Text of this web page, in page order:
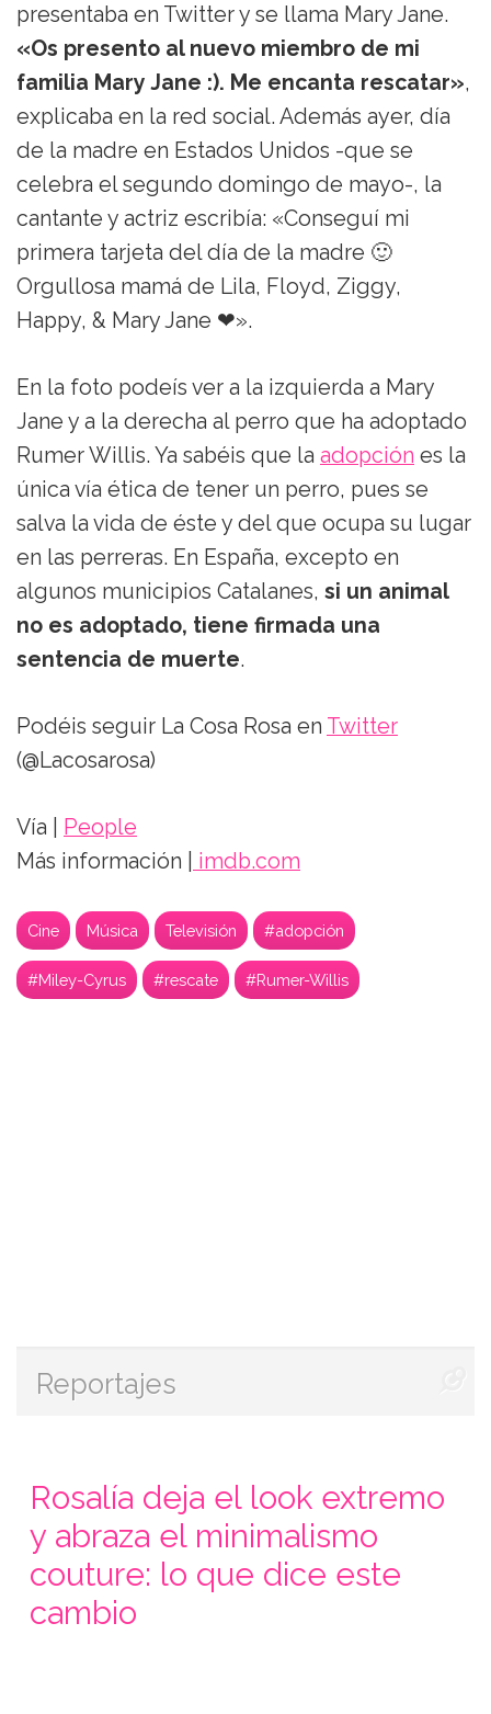
presentaba en Twitter y se llama Mary Jane.
«Os presento al nuevo miembro de mi
familia Mary Jane :). Me encanta rescatar»,
explicaba en la red social. Además ayer, día
de la madre en Estados Unidos -que se
celebra el segundo domingo de mayo-, la
cantante y actriz escribía: «Conseguí mi
primera tarjeta del día de la madre 🙂
Orgullosa mamá de Lila, Floyd, Ziggy,
Happy, & Mary Jane ❤».
En la foto podeís ver a la izquierda a Mary
Jane y a la derecha al perro que ha adoptado
Rumer Willis. Ya sabéis que la adopción es la
única vía ética de tener un perro, pues se
salva la vida de éste y del que ocupa su lugar
en las perreras. En España, excepto en
algunos municipios Catalanes, si un animal
no es adoptado, tiene firmada una
sentencia de muerte.
Podéis seguir La Cosa Rosa en Twitter
(@Lacosarosa)
Vía |
People
Más información |
imdb.com
Cine Música Televisión #adopción
#Miley-Cyrus #rescate #Rumer-Willis
Reportajes
Rosalía deja el look extremo
y abraza el minimalismo
couture: lo que dice este
cambio